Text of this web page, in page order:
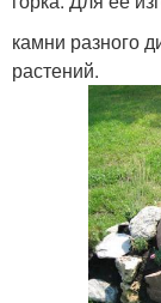
камни разного
растений.